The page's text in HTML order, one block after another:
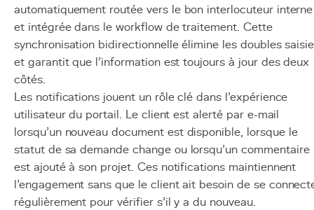
automatiquement routée vers le bon interlocuteur interne
et intégrée dans le workflow de traitement. Cette
synchronisation bidirectionnelle élimine les doubles
et garantit que l'information est toujours à jour des deux
côtés.
Les notifications jouent un rôle clé dans l'expérience
utilisateur du portail. Le client est alerté par e-mail
lorsqu'un nouveau document est disponible, lorsque le
statut de sa demande change ou lorsqu'un commentaire
est ajouté à son projet. Ces notifications maintiennent
l'engagement sans que le client ait besoin de se
régulièrement pour vérifier s'il y a du nouveau.